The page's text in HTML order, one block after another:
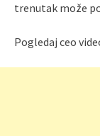
trenutak može
Pogledaj ceo